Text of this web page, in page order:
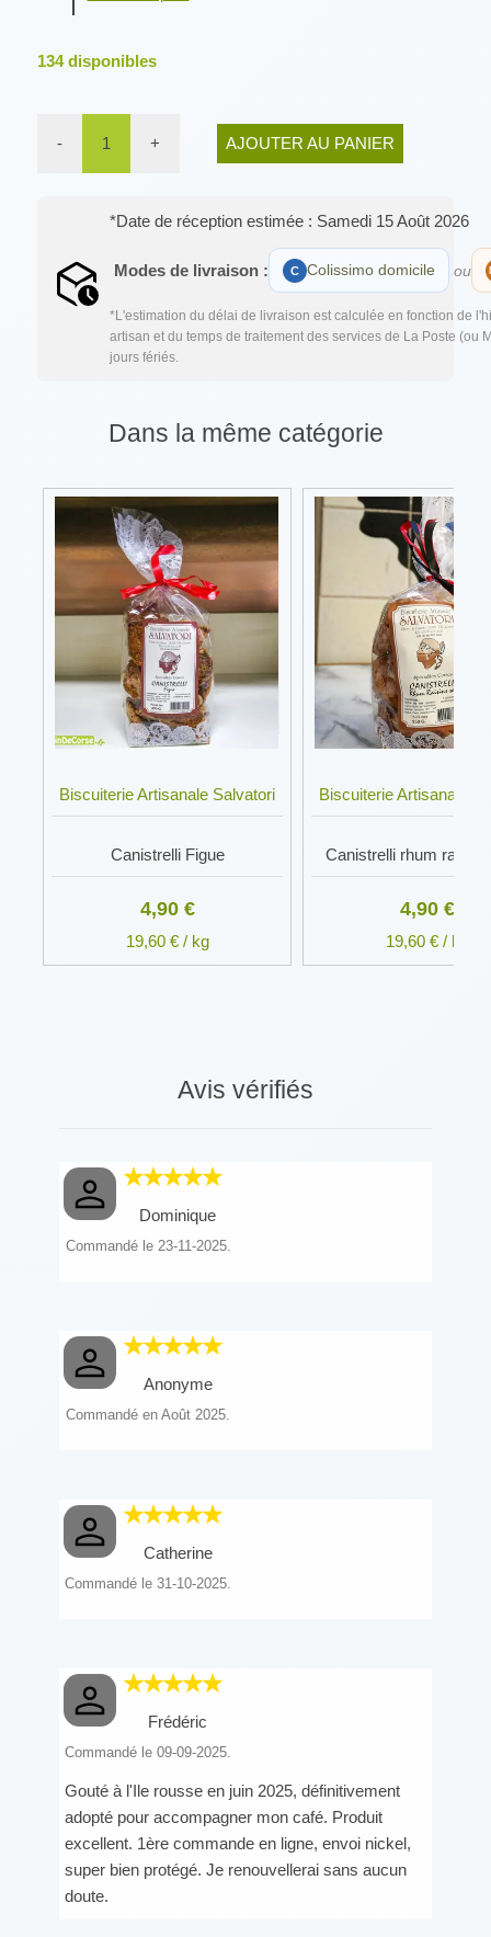
134 disponibles
- 1 + AJOUTER AU PANIER
*Date de réception estimée : Samedi 15 Août 2026
Modes de livraison : Colissimo domicile ou
*L'estimation du délai de livraison est calculée en fonction de
artisan et du temps de traitement des services de La Poste (ou
jours fériés.
Dans la même catégorie
Biscuiterie Artisanale Salvatori
Canistrelli Figue
4,90 €
19,60 € / kg
Biscuiterie Artisanale
Canistrelli rhum
4,90 €
19,60 € / kg
Avis vérifiés
Dominique
Commandé le 23-11-2025.
Anonyme
Commandé en Août 2025.
Catherine
Commandé le 31-10-2025.
Frédéric
Commandé le 09-09-2025.
Gouté à l'Ile rousse en juin 2025, définitivement
adopté pour accompagner mon café. Produit
excellent. 1ère commande en ligne, envoi nickel,
super bien protégé. Je renouvellerai sans aucun
doute.